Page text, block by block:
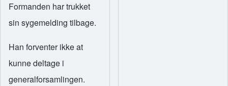
Formanden har trukket
sin sygemelding tilbage.
Han forventer ikke at
kunne deltage i
generalforsamlingen.